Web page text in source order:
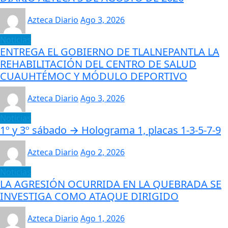
Azteca Diario Ago 3, 2026
ENTREGA EL GOBIERNO DE TLALNEPANTLA LA
REHABILITACIÓN DEL CENTRO DE SALUD
CUAUHTÉMOC Y MÓDULO DEPORTIVO
Azteca Diario Ago 3, 2026
1º y 3º sábado → Holograma 1, placas 1-3-5-7-9
Azteca Diario Ago 2, 2026
LA AGRESIÓN OCURRIDA EN LA QUEBRADA SE
INVESTIGA COMO ATAQUE DIRIGIDO
Azteca Diario Ago 1, 2026